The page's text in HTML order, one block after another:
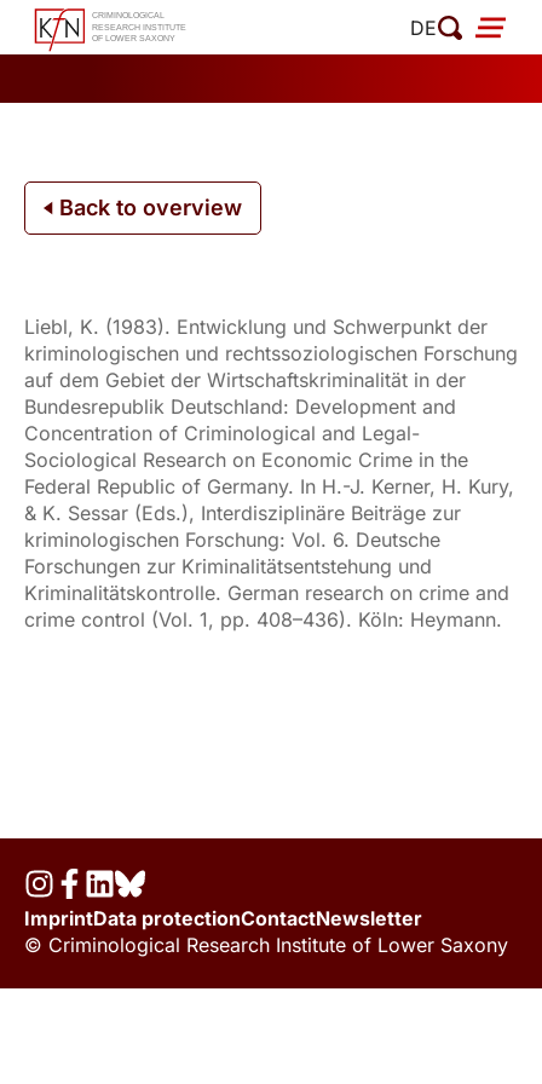
Skip
DE
Back to overview
Liebl, K. (1983). Entwicklung und Schwerpunkt der
kriminologischen und rechtssoziologischen Forschung
auf dem Gebiet der Wirtschaftskriminalität in der
Bundesrepublik Deutschland: Development and
Concentration of Criminological and Legal-
Sociological Research on Economic Crime in the
Federal Republic of Germany. In H.-J. Kerner, H. Kury,
& K. Sessar (Eds.), Interdisziplinäre Beiträge zur
kriminologischen Forschung: Vol. 6. Deutsche
Forschungen zur Kriminalitätsentstehung und
Kriminalitätskontrolle. German research on crime and
crime control (Vol. 1, pp. 408–436). Köln: Heymann.
ImprintData protectionContactNewsletter
© Criminological Research Institute of Lower Saxony